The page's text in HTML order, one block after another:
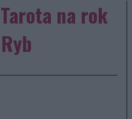
na rok